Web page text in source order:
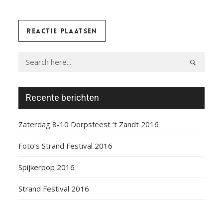
Recente berichten
Zaterdag 8-10 Dorpsfeest ‘t Zandt 2016
Foto’s Strand Festival 2016
Spijkerpop 2016
Strand Festival 2016